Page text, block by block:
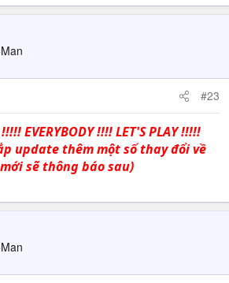
#23
EVERYBODY !!!! LET'S PLAY !!!!!
update thêm một số thay đổi về
sẽ thông báo sau)